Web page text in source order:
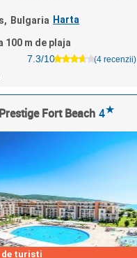
Bulgaria Harta
100 m de plaja
7.3/10
(4 recenzii)
Fort Beach 4★
de turisti